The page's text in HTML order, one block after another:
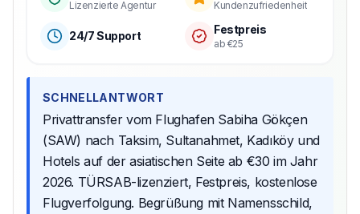
Lizenzierte Agentur Kundenzufriedenheit
24/7 Support Festpreis
ab €25
SCHNELLANTWORT
Privattransfer vom Flughafen Sabiha Gökçen
(SAW) nach Taksim, Sultanahmet, Kadıköy und
Hotels auf der asiatischen Seite ab €30 im Jahr
2026. TÜRSAB-lizenziert, Festpreis, kostenlose
Flugverfolgung. Begrüßung mit Namensschild,